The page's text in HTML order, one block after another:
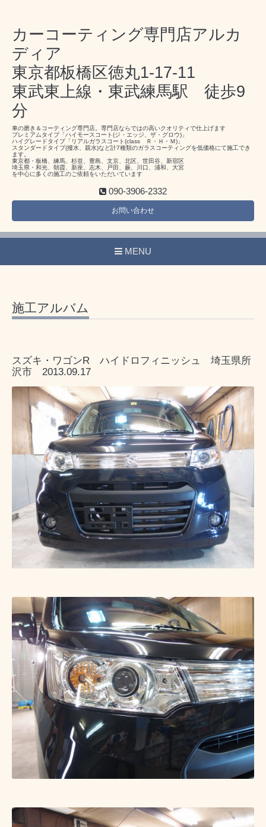
カーコーティング専門店アルカ
ディア
東京都板橋区徳丸1-17-11
東武東上線・東武練馬駅 徒歩9
分
車の磨き＆コーティング専門店。専門店ならではの高いクオリティで仕上げます
プレミアムタイプ「ハイモースコート(ジ・エッジ、ザ・グロウ)」
ハイグレードタイプ「リアルガラスコート(class Ｒ・Ｈ・Ｍ)」
スタンダードタイプ(撥水、親水)など計7種類のガラスコーティングを低価格にて施工でき
ます。
東京都・板橋、練馬、杉並、豊島、文京、北区、世田谷、新宿区
埼玉県・和光、朝霞、新座、志木、戸田、蕨、川口、浦和、大宮
を中心に多くの施工のご依頼をいただいています
090-3906-2332
お問い合わせ
MENU
施工アルバム
スズキ・ワゴンR ハイドロフィニッシュ 埼玉県所
沢市 2013.09.17